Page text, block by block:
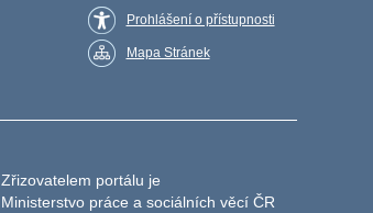
Prohlášení o přístupnosti
Mapa Stránek
Zřizovatelem portálu je
Ministerstvo práce a sociálních věcí ČR